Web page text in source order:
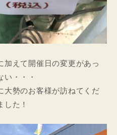
加えて開催日の変更があっ
・・・
大勢のお客様が訪ねてくだ
た！